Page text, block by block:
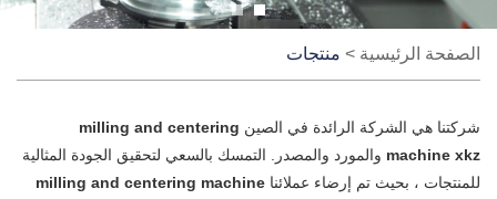
الصفحة الرئيسية > منتجات
شركتنا هي الشركة الرائدة في الصين milling and centering
machine xkz والمورد والمصدر. التمسك بالسعي لتحقيق الجودة المثالية
للمنتجات ، بحيث تم إرضاء عملائنا milling and centering machine